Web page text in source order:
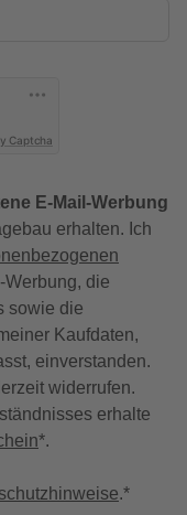
Captcha
E-Mail-Werbung
erhalten. Ich
Werbung, die
sowie die
Kaufdaten,
einverstanden.
widerrufen.
erhalte
*.
.